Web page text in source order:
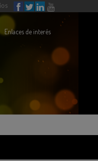
Enlaces de interés